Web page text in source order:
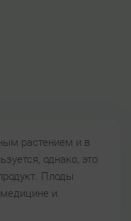
растением и в
однако, это
Плоды
и